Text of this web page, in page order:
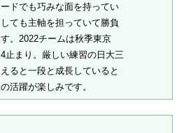
ドでも巧みな面を持ってい
ても主軸を担っていて勝負
。2022チームは秋季東京
止まり。厳しい練習の日大三
ると一段と成長していると
活躍が楽しみです。